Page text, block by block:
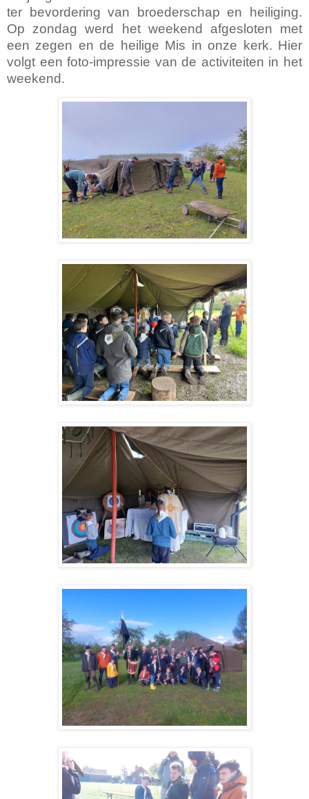
ter bevordering van broederschap en heiliging.
Op zondag werd het weekend afgesloten met
een zegen en de heilige Mis in onze kerk. Hier
volgt een foto-impressie van de activiteiten in het
weekend.